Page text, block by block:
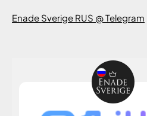
Enade Sverige RUS @ Telegram